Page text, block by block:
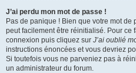
J’ai perdu mon mot de passe !
Pas de panique ! Bien que votre mot de
peut facilement être réinitialisé. Pour ce
connexion puis cliquez sur J’ai oublié
instructions énoncées et vous devriez
Si toutefois vous ne parveniez pas à
un administrateur du forum.